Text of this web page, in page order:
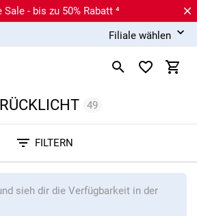
Sale - bis zu 50% Rabatt ⁴
Filiale wählen
RÜCKLICHT 49
FILTERN
sieh dir die Verfügbarkeit in der